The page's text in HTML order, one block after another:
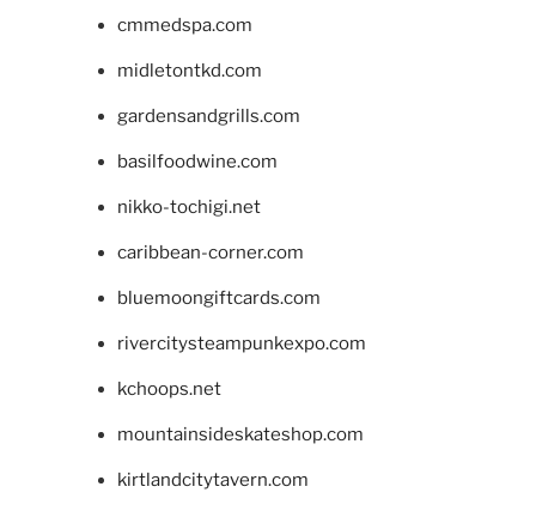
cmmedspa.com
midletontkd.com
gardensandgrills.com
basilfoodwine.com
nikko-tochigi.net
caribbean-corner.com
bluemoongiftcards.com
rivercitysteampunkexpo.com
kchoops.net
mountainsideskateshop.com
kirtlandcitytavern.com